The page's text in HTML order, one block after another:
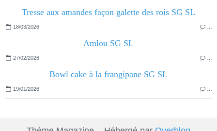
Tresse aux amandes façon galette des rois SG SL
18/03/2026
Amlou SG SL
27/02/2026
Bowl cake à la frangipane SG SL
19/01/2026